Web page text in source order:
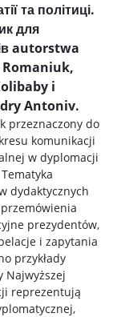
та політиці.
для
autorstwa
i
Antoniv.
przeznaczony do
komunikacji
w dyplomacji
dydaktycznych
prezydentów,
i zapytania
przykłady
Najwyższej
reprezentują